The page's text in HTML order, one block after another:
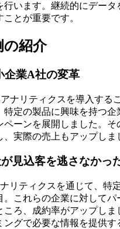
行います。継続的にデータ
とが重要です。
の紹介
企業A社の変革
ナリティクスを導入する
特定の製品に興味を持つ企
ペーンを展開しました。
実際の売上もアップしま
見込客を逃さなかっ
リティクスを通じて、特
。これらの企業に対してパ
ころ、成約率がアップしま
ングで必要な情報を提供す